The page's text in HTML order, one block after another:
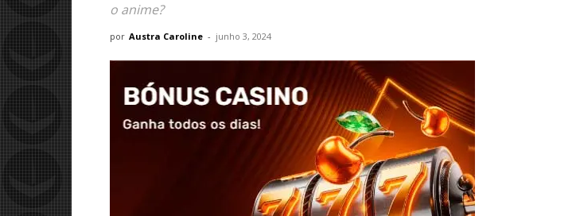
o anime?
por Austra Caroline - junho 3, 2024